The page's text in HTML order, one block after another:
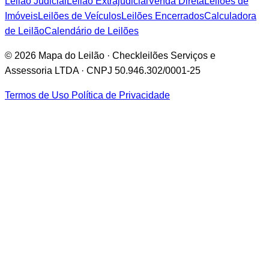
ImóveisLeilões de VeículosLeilões EncerradosCalculadora
de LeilãoCalendário de Leilões
© 2026 Mapa do Leilão · Checkleilões Serviços e
Assessoria LTDA · CNPJ 50.946.302/0001-25
Termos de Uso Política de Privacidade